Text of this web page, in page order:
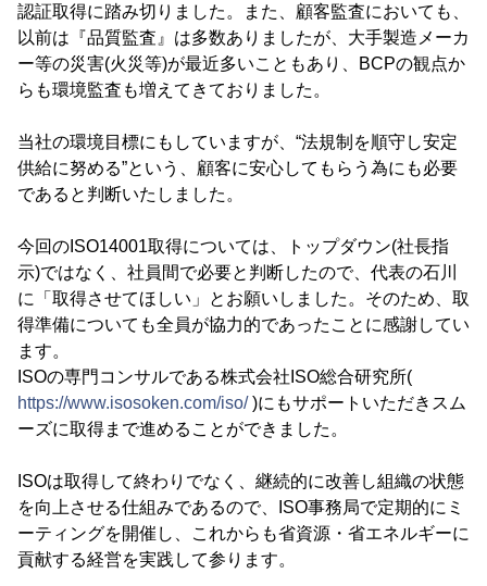
認証取得に踏み切りました。また、顧客監査においても、
以前は『品質監査』は多数ありましたが、大手製造メーカ
ー等の災害(火災等)が最近多いこともあり、BCPの観点か
らも環境監査も増えてきておりました。
当社の環境目標にもしていますが、“法規制を順守し安定
供給に努める”という、顧客に安心してもらう為にも必要
であると判断いたしました。
今回のISO14001取得については、トップダウン(社長指
示)ではなく、社員間で必要と判断したので、代表の石川
に「取得させてほしい」とお願いしました。そのため、取
得準備についても全員が協力的であったことに感謝してい
ます。
ISOの専門コンサルである株式会社ISO総合研究所(
https://www.isosoken.com/iso/)にもサポートいただきスム
ーズに取得まで進めることができました。
ISOは取得して終わりでなく、継続的に改善し組織の状態
を向上させる仕組みであるので、ISO事務局で定期的にミ
ーティングを開催し、これからも省資源・省エネルギーに
貢献する経営を実践して参ります。